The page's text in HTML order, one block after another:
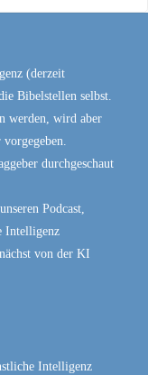
(derzeit
Bibelstellen selbst.
werden, wird aber
durchgeschaut
Podcast,
Intelligenz
von der KI
Intelligenz